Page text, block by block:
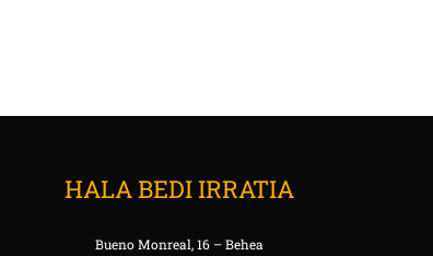
HALA BEDI IRRATIA
Bueno Monreal, 16 – Behea